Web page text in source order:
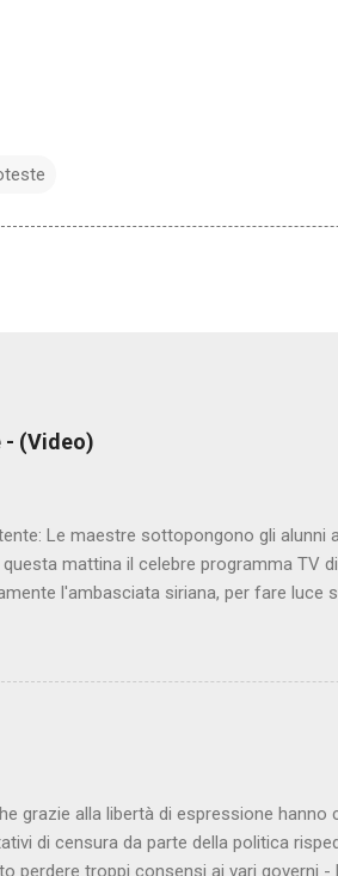
- (Video)
Le maestre sottopongono gli alunni
mattina il celebre programma TV
l'ambasciata siriana, per fare luce
IL SERVIZIO . staff nocensura.com
grazie alla libertà di espressione hanno
di censura da parte della politica
perdere troppi consensi ai vari governi -